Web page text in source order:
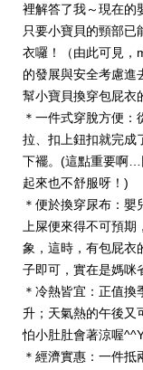
裡解答了我～現在的
只要小寶貝的頸部已
衣囉！（由此可見，
的發展與安全考慮進
幫小寶貝換穿包屁衣
＊一件式穿脫方便
拉、扣上鈕扣就完成
下襬。(這點重要啊…
起來也不舒服呀！)
＊便於換穿尿布：
上屎便來得不可預
象，這時，有包屁衣
子即可，實在是媽咪
＊冷熱皆宜：正值
升；天氣熱的午後又
怕小肚肚會著涼喔
＊經濟實惠：一件